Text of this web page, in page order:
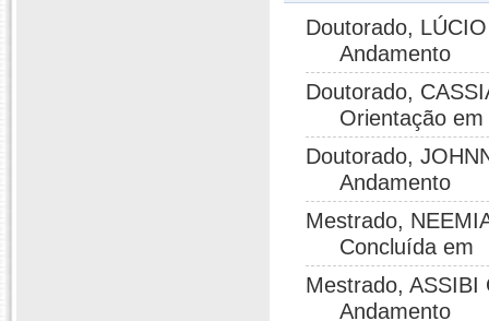
Doutorado,
Andamento
Doutorado,
Orientação
Doutorado,
Andamento
Mestrado,
Concluída em
Mestrado, ASSIBI
Andamento